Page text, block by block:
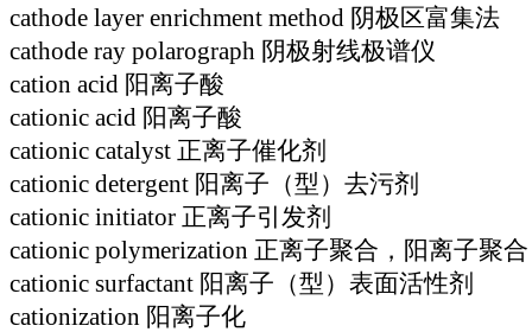
cathode layer enrichment method 阴极区富集法
cathode ray polarograph 阴极射线极谱仪
cation acid 阳离子酸
cationic acid 阳离子酸
cationic catalyst 正离子催化剂
cationic detergent 阳离子（型）去污剂
cationic initiator 正离子引发剂
cationic polymerization 正离子聚合，阳离子聚合
cationic surfactant 阳离子（型）表面活性剂
cationization 阳离子化